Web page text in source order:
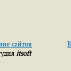
сайтов
itsoft